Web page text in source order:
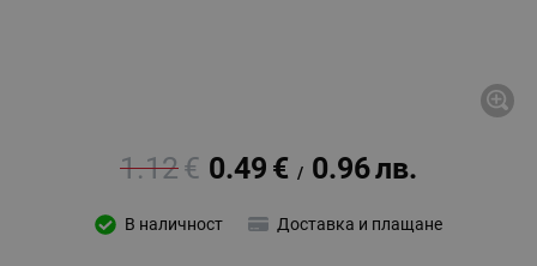
1.12€ 0.49 € / 0.96лв.
В наличност Доставка и плащане